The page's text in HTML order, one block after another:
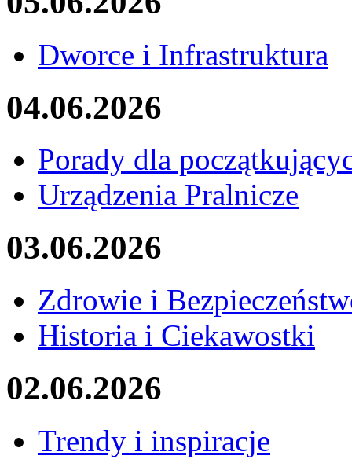
Dworce i Infrastruktura
04.06.2026
Porady dla
Urządzenia Pralnicze
03.06.2026
Zdrowie i
Historia i Ciekawostki
02.06.2026
Trendy i inspiracje